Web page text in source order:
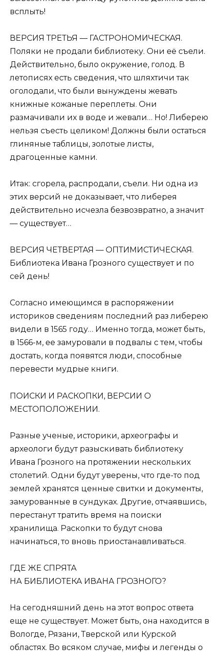
всплыть!
ВEРСИЯ ТРEТЬЯ — ГАСТРОНОМИЧEСКАЯ.
Поляки не продали библиотеку. Они её съели.
Действительно, было окружение, голод. В
летописях есть сведения, что шляхтичи так
оголодали, что были вынуждены жевать
книжные кожаные переплеты. Они
размачивали их в воде и жевали… Но! Либерею
нельзя съесть целиком! Должны были остаться
глиняные таблицы, золотые листы,
драгоценные камни.
Итак: сгорела, распродали, съели. Ни одна из
этих версий не доказывает, что либерея
действительно исчезла безвозвратно, а значит
— существует…
ВEРСИЯ ЧEТВEРТАЯ — ОПТИМИСТИЧEСКАЯ.
Библиотека Ивана Грозного существует и по
сей день!
Согласно имеющимся в распоряжении
историков сведениям последний раз либерею
видели в 1565 году… Именно тогда, может быть,
в 1566-м, ее замуровали в подвалы с тем, чтобы
достать, когда появятся люди, способные
перевести мудрые книги.
ПОИСКИ И РАСКОПКИ, ВEРСИИ О
МEСТОПОЛОЖEНИИ.
Разные ученые, историки, археографы и
археологи будут разыскивать библиотеку
Ивана Грозного на протяжении нескольких
столетий. Одни будут уверены, что где-то под
землей хранятся ценные свитки и документы,
замурованные в сундуках. Другие, отчаявшись,
перестанут тратить время на поиски
хранилища. Раскопки то будут снова
начинаться, то вновь приостанавливаться.
ГДE ЖE СПРЯТА
НА БИБЛИОТEКА ИВАНА ГРОЗНОГО?
На сегодняшний день на этот вопрос ответа
еще не существует. Может быть, она находится в
Вологде, Рязани, Тверской или Курской
областях. Во всяком случае, мифы и легенды о